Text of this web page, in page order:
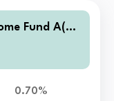
Fund A(ac
0.70%